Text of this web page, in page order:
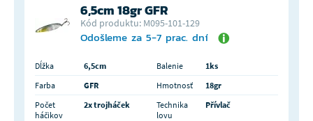
6,5cm 18gr GFR
Kód produktu: M095-101-129
Odošleme za 5-7 prac. dní
Dĺžka 6,5cm Balenie
1ks
Farba
GFR Hmotnosť
18gr
Počet
háčikov
2x trojháček
Technika
lovu
Přívlač